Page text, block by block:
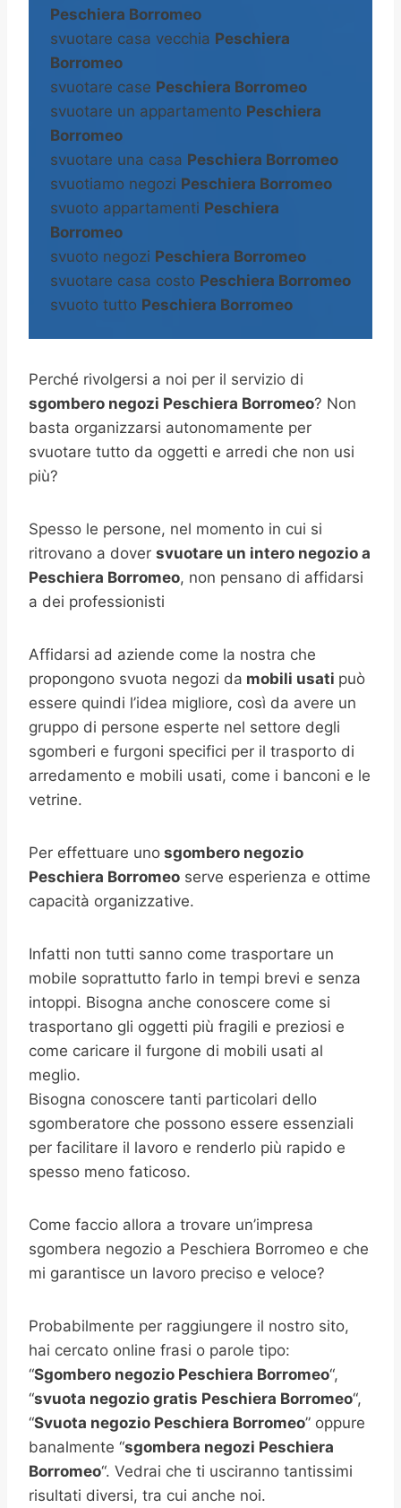
Peschiera Borromeo
svuotare casa vecchia Peschiera
Borromeo
svuotare case Peschiera Borromeo
svuotare un appartamento Peschiera
Borromeo
svuotare una casa Peschiera Borromeo
svuotiamo negozi Peschiera Borromeo
svuoto appartamenti Peschiera
Borromeo
svuoto negozi Peschiera Borromeo
svuotare casa costo Peschiera Borromeo
svuoto tutto Peschiera Borromeo
Perché rivolgersi a noi per il servizio di
sgombero negozi Peschiera Borromeo? Non
basta organizzarsi autonomamente per
svuotare tutto da oggetti e arredi che non usi
più?
Spesso le persone, nel momento in cui si
ritrovano a dover svuotare un intero negozio a
Peschiera Borromeo, non pensano di affidarsi
a dei professionisti
Affidarsi ad aziende come la nostra che
propongono svuota negozi da mobili usati può
essere quindi l’idea migliore, così da avere un
gruppo di persone esperte nel settore degli
sgomberi e furgoni specifici per il trasporto di
arredamento e mobili usati, come i banconi e le
vetrine.
Per effettuare uno sgombero negozio
Peschiera Borromeo serve esperienza e ottime
capacità organizzative.
Infatti non tutti sanno come trasportare un
mobile soprattutto farlo in tempi brevi e senza
intoppi. Bisogna anche conoscere come si
trasportano gli oggetti più fragili e preziosi e
come caricare il furgone di mobili usati al
meglio.
Bisogna conoscere tanti particolari dello
sgomberatore che possono essere essenziali
per facilitare il lavoro e renderlo più rapido e
spesso meno faticoso.
Come faccio allora a trovare un’impresa
sgombera negozio a Peschiera Borromeo e che
mi garantisce un lavoro preciso e veloce?
Probabilmente per raggiungere il nostro sito,
hai cercato online frasi o parole tipo:
“Sgombero negozio Peschiera Borromeo“,
“svuota negozio gratis Peschiera Borromeo“,
“Svuota negozio Peschiera Borromeo” oppure
banalmente “sgombera negozi Peschiera
Borromeo“. Vedrai che ti usciranno tantissimi
risultati diversi, tra cui anche noi.